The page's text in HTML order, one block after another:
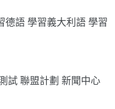
德語學習義大利語學習
試聯盟計劃 新聞中心